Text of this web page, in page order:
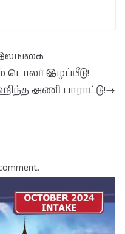
டொலர் இழப்பீடு!
அணி பாராட்டு!